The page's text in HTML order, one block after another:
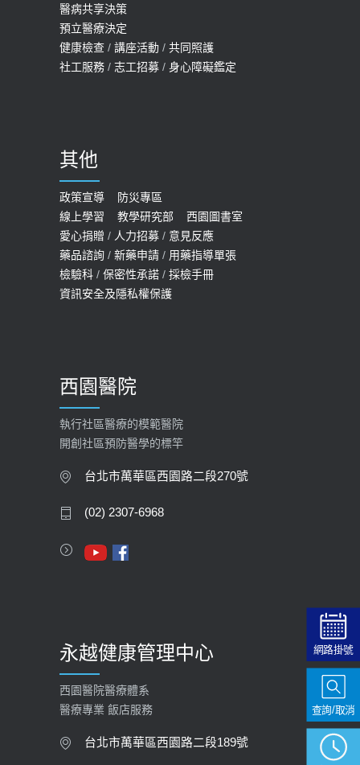
2026-05-14
20歲迪士尼男星因癲癇猝逝 老人小
孩最好發、醫師點出8大前兆
2019-07-09
預約
2022-01-07
114年【公費流感及新冠疫苗】門診
預約
2025-09-30
【快速肝癌篩檢MRI】新檢查服務
2026-02-06
大吃大喝、肥胖害到膽囊！膽結石、
膽息肉如何處理？
2023-09-27
醫病共享決策
預立醫療決定
健康檢查 / 講座活動 / 共同照護
社工服務 / 志工招募 / 身心障礙鑑定
其他
政策宣導
防災專區
線上學習
教學研究部
西園圖書室
愛心捐贈 / 人力招募 / 意見反應
藥品諮詢 / 新藥申請 / 用藥指導單張
檢驗科 / 保密性承諾 / 採檢手冊
資訊安全及隱私權保護
西園醫院
執行社區醫療的模範醫院
開創社區預防醫學的標竿
台北市萬華區西園路二段270號
(02) 2307-6968
永越健康管理中心
西園醫院醫療體系
醫療專業 飯店服務
台北市萬華區西園路二段189號
網路掛號
查詢/取消